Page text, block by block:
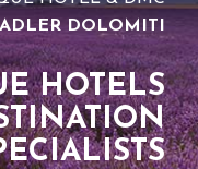
COLLEZIONI
MAGAZINE
DICONO DI NOI
CONTATTI
ADLER DOLOMITI
HOTELS